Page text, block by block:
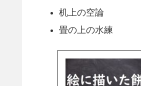
机上の空論
畳の上の水練